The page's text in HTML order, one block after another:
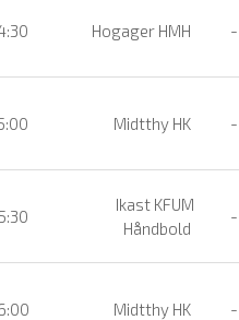
Hogager HMH -
Midtthy HK -
Ikast KFUM
Håndbold
-
Midtthy HK -